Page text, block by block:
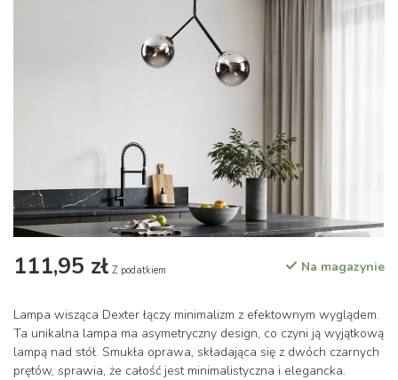
111,95 zł Z podatkiem Na magazynie
Lampa wisząca Dexter łączy minimalizm z efektownym wyglądem.
Ta unikalna lampa ma asymetryczny design, co czyni ją wyjątkową
lampą nad stół. Smukła oprawa, składająca się z dwóch czarnych
prętów, sprawia, że całość jest minimalistyczna i elegancka.